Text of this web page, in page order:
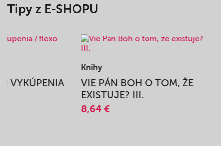
Tipy z E-SHOPU
VYKÚPENIA
Knihy
VIE PÁN BOH O TOM, ŽE
EXISTUJE? III.
8,64 €